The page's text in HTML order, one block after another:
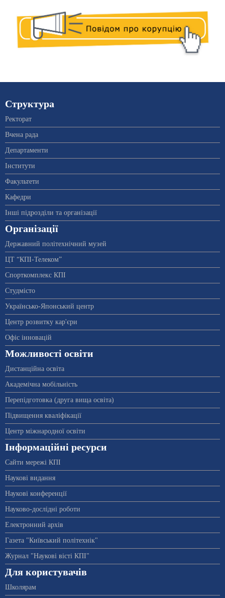
Структура
Ректорат
Вчена рада
Департаменти
Інститути
Факультети
Кафедри
Інші підрозділи та організації
Організації
Державний політехнічний музей
ЦТ “КПІ-Телеком”
Спорткомплекс КПІ
Студмісто
Українсько-Японський центр
Центр розвитку кар'єри
Офіс інновацій
Можливості освіти
Дистанційна освіта
Академічна мобільність
Перепідготовка (друга вища освіта)
Підвищення кваліфікації
Центр міжнародної освіти
Інформаційні ресурси
Сайти мережі КПІ
Наукові видання
Наукові конференції
Науково-дослідні роботи
Електронний архів
Газета "Київський політехнік"
Журнал "Наукові вісті КПІ"
Для користувачів
Школярам